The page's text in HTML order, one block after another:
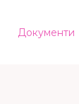
Документи